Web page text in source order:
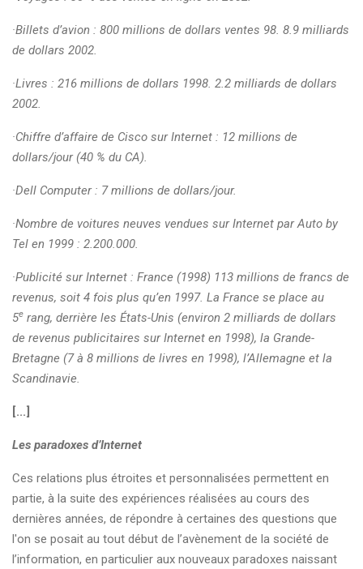
·Billets d’avion : 800 millions de dollars ventes 98. 8.9 milliards
de dollars 2002.
·Livres : 216 millions de dollars 1998. 2.2 milliards de dollars
2002.
·Chiffre d’affaire de Cisco sur Internet : 12 millions de
dollars/jour (40 % du CA).
·Dell Computer : 7 millions de dollars/jour.
·Nombre de voitures neuves vendues sur Internet par Auto by
Tel en 1999 : 2.200.000.
·Publicité sur Internet : France (1998) 113 millions de francs de
revenus, soit 4 fois plus qu’en 1997. La France se place au
5e rang, derrière les États-Unis (environ 2 milliards de dollars
de revenus publicitaires sur Internet en 1998), la Grande-
Bretagne (7 à 8 millions de livres en 1998), l’Allemagne et la
Scandinavie.
[...]
Les paradoxes d’Internet
Ces relations plus étroites et personnalisées permettent en
partie, à la suite des expériences réalisées au cours des
dernières années, de répondre à certaines des questions que
l'on se posait au tout début de l’avènement de la société de
l’information, en particulier aux nouveaux paradoxes naissant